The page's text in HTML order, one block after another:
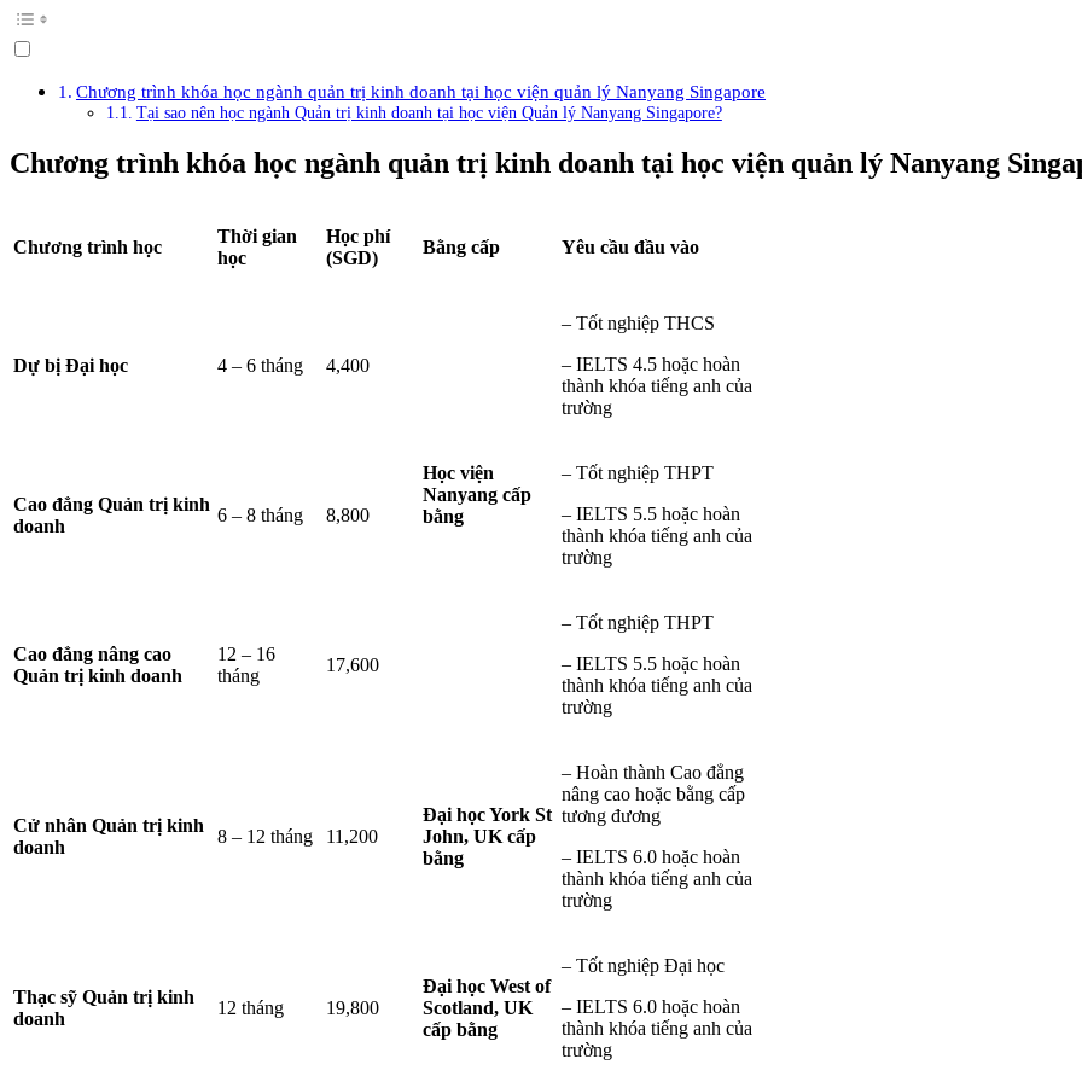
Chương trình khóa học ngành quản trị kinh doanh tại học viện quản lý Nanyang Singapore
Tại sao nên học ngành Quản trị kinh doanh tại học viện Quản lý Nanyang Singapore?
Chương trình khóa học ngành quản trị kinh doanh tại học viện quản lý Nanyang
Chương trình học
Thời gian
học
Học phí
(SGD)
Bằng cấp Yêu cầu đầu vào
Dự bị Đại học 4 – 6 tháng 4,400
Học viện
Nanyang cấp
bằng
– Tốt nghiệp THCS
– IELTS 4.5 hoặc hoàn
thành khóa tiếng anh của
trường
Cao đẳng Quản trị kinh
doanh
6 – 8 tháng 8,800
– Tốt nghiệp THPT
– IELTS 5.5 hoặc hoàn
thành khóa tiếng anh của
trường
Cao đẳng nâng cao
Quản trị kinh doanh
12 – 16
tháng
17,600
– Tốt nghiệp THPT
– IELTS 5.5 hoặc hoàn
thành khóa tiếng anh của
trường
Cử nhân Quản trị kinh
doanh
8 – 12 tháng 11,200
Đại học York St
John, UK cấp
bằng
– Hoàn thành Cao đẳng
nâng cao hoặc bằng cấp
tương đương
– IELTS 6.0 hoặc hoàn
thành khóa tiếng anh của
trường
Thạc sỹ Quản trị kinh
doanh
12 tháng 19,800
Đại học West of
Scotland, UK
cấp bằng
– Tốt nghiệp Đại học
– IELTS 6.0 hoặc hoàn
thành khóa tiếng anh của
trường